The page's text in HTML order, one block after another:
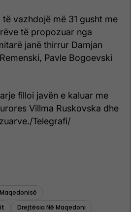
vazhdojë më 31 gusht me
të propozuar nga
janë thirrur Damjan
Pavle Bogoevski
filloi javën e kaluar me
Villma Ruskovska dhe
Telegrafi/
Drejtësia Në Maqedoni